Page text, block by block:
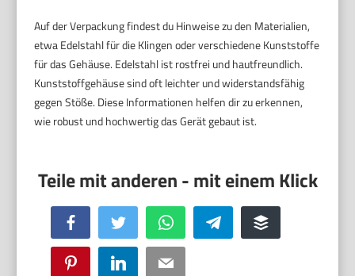
Auf der Verpackung findest du Hinweise zu den Materialien,
etwa Edelstahl für die Klingen oder verschiedene Kunststoffe
für das Gehäuse. Edelstahl ist rostfrei und hautfreundlich.
Kunststoffgehäuse sind oft leichter und widerstandsfähig
gegen Stöße. Diese Informationen helfen dir zu erkennen,
wie robust und hochwertig das Gerät gebaut ist.
Facebook Twitter WhatsApp Telegram Buffer
Pinterest LinkedIn Email